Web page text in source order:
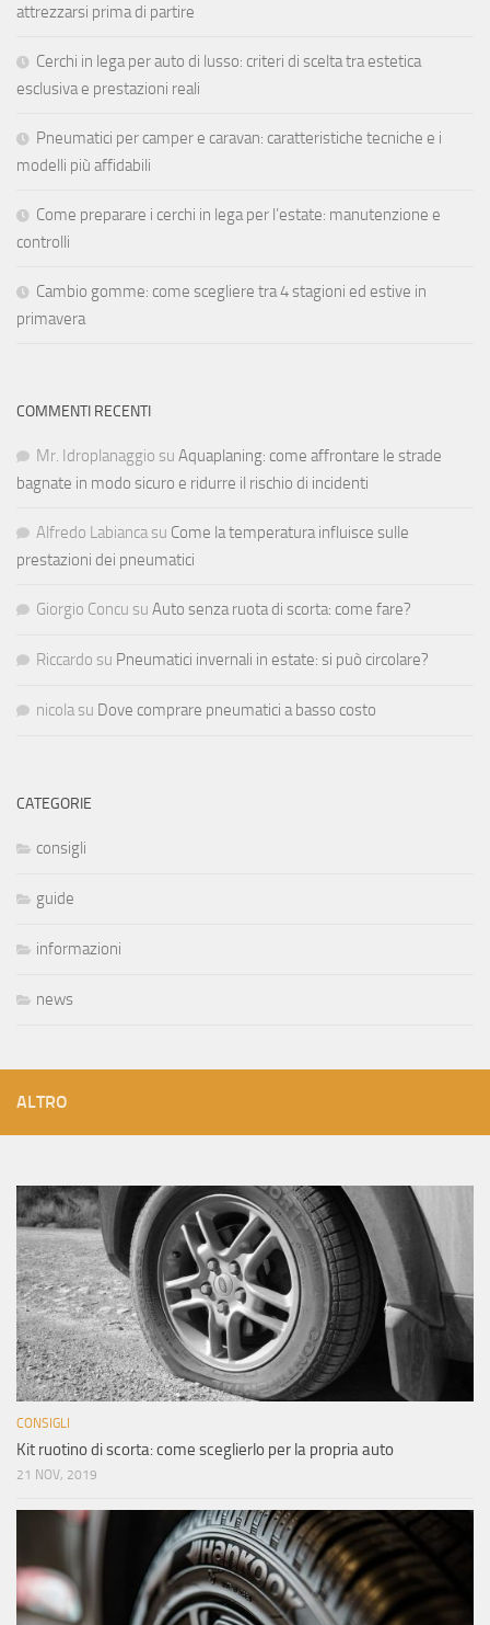
attrezzarsi prima di partire
Cerchi in lega per auto di lusso: criteri di scelta tra estetica
esclusiva e prestazioni reali
Pneumatici per camper e caravan: caratteristiche tecniche e i
modelli più affidabili
Come preparare i cerchi in lega per l’estate: manutenzione e
controlli
Cambio gomme: come scegliere tra 4 stagioni ed estive in
primavera
COMMENTI RECENTI
Mr. Idroplanaggio su Aquaplaning: come affrontare le strade
bagnate in modo sicuro e ridurre il rischio di incidenti
Alfredo Labianca su Come la temperatura influisce sulle
prestazioni dei pneumatici
Giorgio Concu su Auto senza ruota di scorta: come fare?
Riccardo su Pneumatici invernali in estate: si può circolare?
nicola su Dove comprare pneumatici a basso costo
CATEGORIE
consigli
guide
informazioni
news
ALTRO
CONSIGLI
Kit ruotino di scorta: come sceglierlo per la propria auto
21 NOV, 2019